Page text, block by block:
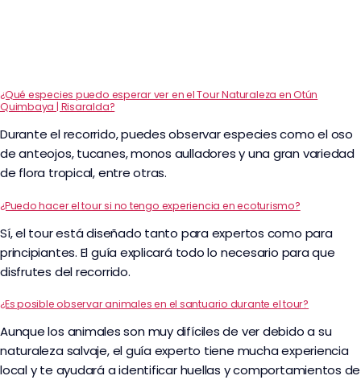
¿Qué especies puedo esperar ver en el Tour Naturaleza en Otún
Quimbaya | Risaralda?
Durante el recorrido, puedes observar especies como el oso
de anteojos, tucanes, monos aulladores y una gran variedad
de flora tropical, entre otras.
¿Puedo hacer el tour si no tengo experiencia en ecoturismo?
Sí, el tour está diseñado tanto para expertos como para
principiantes. El guía explicará todo lo necesario para que
disfrutes del recorrido.
¿Es posible observar animales en el santuario durante el tour?
Aunque los animales son muy difíciles de ver debido a su
naturaleza salvaje, el guía experto tiene mucha experiencia
local y te ayudará a identificar huellas y comportamientos de